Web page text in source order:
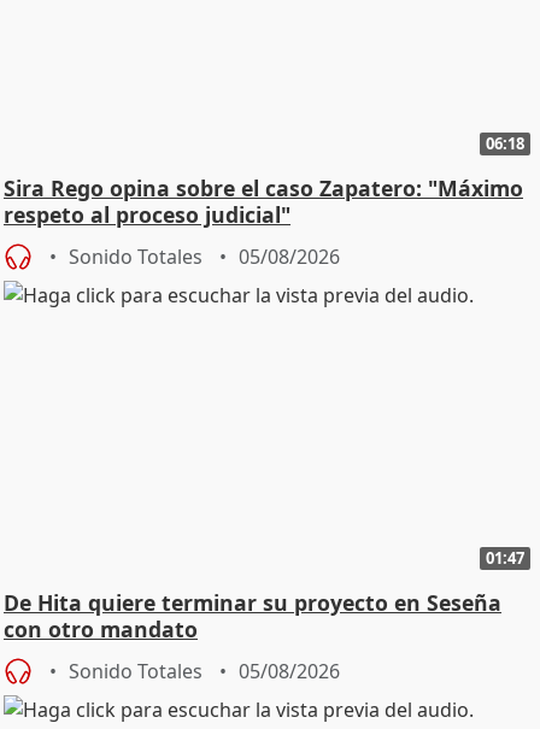
06:18
Sira Rego opina sobre el caso Zapatero: "Máximo
respeto al proceso judicial"
Sonido Totales 05/08/2026
01:47
De Hita quiere terminar su proyecto en Seseña
con otro mandato
Sonido Totales 05/08/2026